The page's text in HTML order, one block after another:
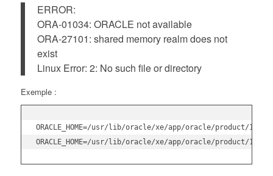
ERROR:
ORA-01034: ORACLE not available
ORA-27101: shared memory realm does not
exist
Linux Error: 2: No such file or directory
Exemple :
ORACLE_HOME=/usr/lib/oracle/xe/app/oracle/product/
ORACLE_HOME=/usr/lib/oracle/xe/app/oracle/product/